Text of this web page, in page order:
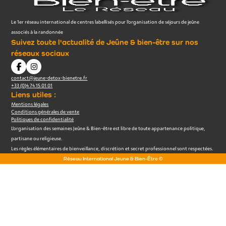
Le 1er réseau international de centres labellisés pour l’organisation de séjours de jeûne
associés à la randonnée
Suivez toute l'actualité de Jeûne & bien-être sur nos
réseaux sociaux
contact@jeune-detox-bienetre.fr
+33 (0)4 74 15 01 01
Liens utiles :
Mentions légales
Conditions générales de vente
Politiques de confidentialité
L’organisation des semaines Jeûne & Bien-être est libre de toute appartenance politique,
partisane ou religieuse.
Les règles élémentaires de bienveillance, discrétion et secret professionnel sont respectées.
Réseau International Jeune & Bien-Être ©